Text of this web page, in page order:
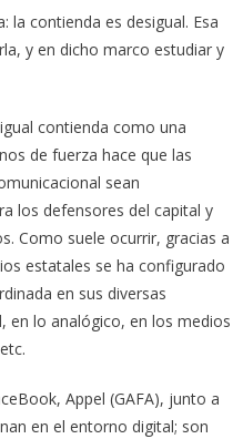
la contienda es desigual. Esa
y en dicho marco estudiar y
contienda como una
de fuerza hace que las
sean
los defensores del capital y
Como suele ocurrir, gracias a
estatales se ha configurado
en sus diversas
en lo analógico, en los medios
Appel (GAFA), junto a
en el entorno digital; son